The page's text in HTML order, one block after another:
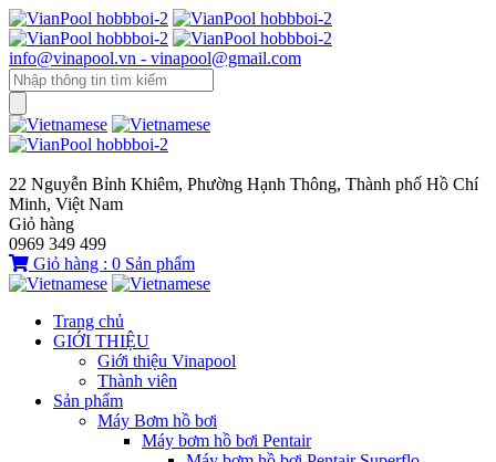
info@vinapool.vn - vinapool@gmail.com
22 Nguyễn Bỉnh Khiêm, Phường Hạnh Thông, Thành phố Hồ Chí
Minh, Việt Nam
Giỏ hàng
0969 349 499
Giỏ hàng : 0 Sản phẩm
Trang chủ
GIỚI THIỆU
Giới thiệu Vinapool
Thành viên
Sản phẩm
Máy Bơm hồ bơi
Máy bơm hồ bơi Pentair